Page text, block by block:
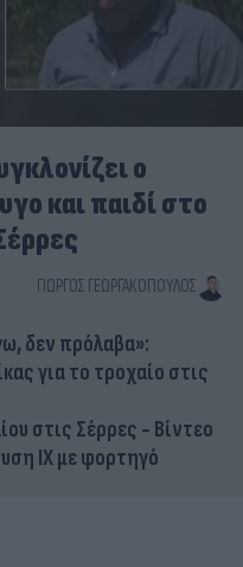
ο
και παιδί στο
ΓΙΏΡΓΟΣ ΓΕΩΡΓΑΚΌΠΟΥΛΟΣ
δεν πρόλαβα»:
για το τροχαίο στις
στις Σέρρες - Βίντεο
ΙΧ με φορτηγό